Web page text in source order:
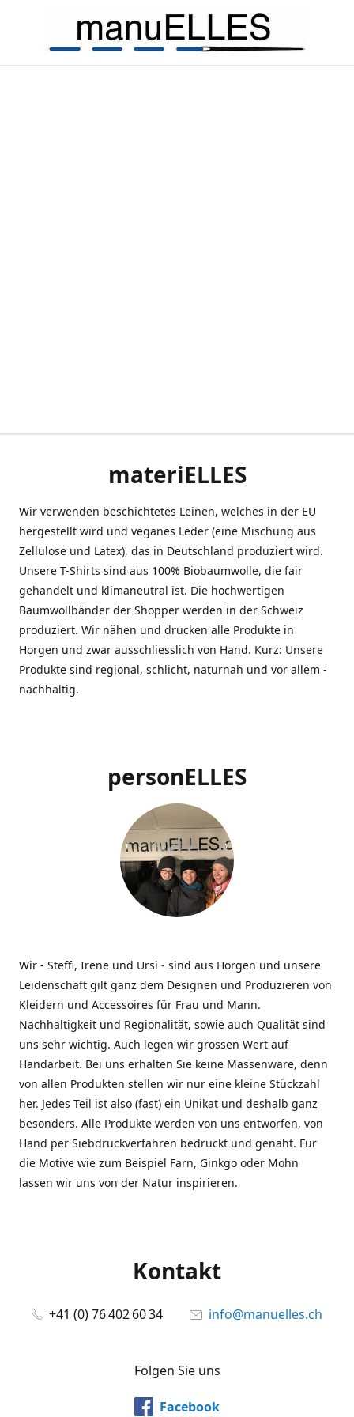
materiELLES
Wir verwenden beschichtetes Leinen, welches in der EU
hergestellt wird und veganes Leder (eine Mischung aus
Zellulose und Latex), das in Deutschland produziert wird.
Unsere T-Shirts sind aus 100% Biobaumwolle, die fair
gehandelt und klimaneutral ist. Die hochwertigen
Baumwollbänder der Shopper werden in der Schweiz
produziert. Wir nähen und drucken alle Produkte in
Horgen und zwar ausschliesslich von Hand. Kurz: Unsere
Produkte sind regional, schlicht, naturnah und vor allem -
nachhaltig.
personELLES
Wir - Steffi, Irene und Ursi - sind aus Horgen und unsere
Leidenschaft gilt ganz dem Designen und Produzieren von
Kleidern und Accessoires für Frau und Mann.
Nachhaltigkeit und Regionalität, sowie auch Qualität sind
uns sehr wichtig. Auch legen wir grossen Wert auf
Handarbeit. Bei uns erhalten Sie keine Massenware, denn
von allen Produkten stellen wir nur eine kleine Stückzahl
her. Jedes Teil ist also (fast) ein Unikat und deshalb ganz
besonders. Alle Produkte werden von uns entworfen, von
Hand per Siebdruckverfahren bedruckt und genäht. Für
die Motive wie zum Beispiel Farn, Ginkgo oder Mohn
lassen wir uns von der Natur inspirieren.
Kontakt
+41 (0) 76 402 60 34 info@manuelles.ch
Folgen Sie uns
Facebook